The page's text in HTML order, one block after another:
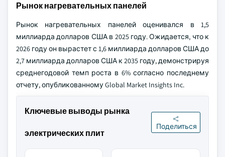
Рынок нагревательных панелей
Рынок нагревательных панелей оценивался в 1,5
миллиарда долларов США в 2025 году. Ожидается, что к
2026 году он вырастет с 1,6 миллиарда долларов США до
2,7 миллиарда долларов США к 2035 году, демонстрируя
среднегодовой темп роста в 6% согласно последнему
отчету, опубликованному Global Market Insights Inc.
Ключевые выводы рынка
электрических плит
Поделиться